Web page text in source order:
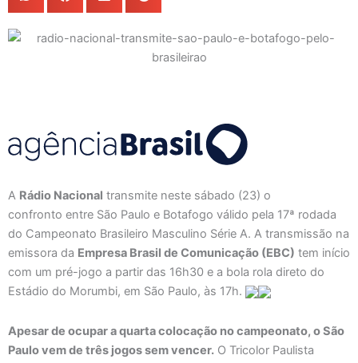
A Rádio Nacional transmite neste sábado (23) o
confronto entre São Paulo e Botafogo válido pela 17ª rodada
do Campeonato Brasileiro Masculino Série A. A transmissão na
emissora da Empresa Brasil de Comunicação (EBC) tem início
com um pré-jogo a partir das 16h30 e a bola rola direto do
Estádio do Morumbi, em São Paulo, às 17h.
Apesar de ocupar a quarta colocação no campeonato, o São
Paulo vem de três jogos sem vencer. O Tricolor Paulista